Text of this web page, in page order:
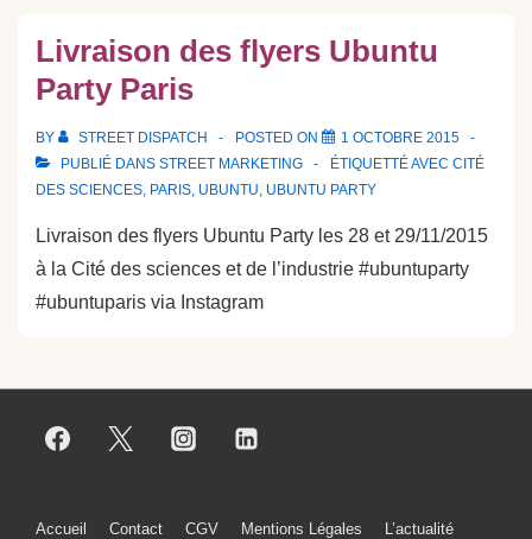
Livraison des flyers Ubuntu
Party Paris
BY STREET DISPATCH POSTED ON
1 OCTOBRE 2015
PUBLIÉ DANS STREET MARKETING ÉTIQUETTÉ AVEC CITÉ
DES SCIENCES, PARIS, UBUNTU, UBUNTU PARTY
Livraison des flyers Ubuntu Party les 28 et 29/11/2015
à la Cité des sciences et de l’industrie #ubuntuparty
#ubuntuparis via Instagram
Accueil Contact CGV Mentions Légales L’actualité